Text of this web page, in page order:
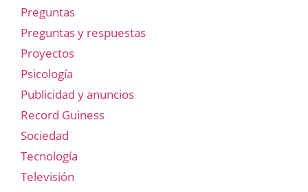
Preguntas
Preguntas y respuestas
Proyectos
Psicología
Publicidad y anuncios
Record Guiness
Sociedad
Tecnología
Televisión